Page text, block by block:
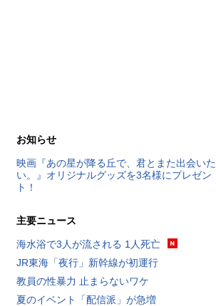
お知らせ
映画『あの星が降る丘で、君とまた出会いた
い。』オリジナルグッズを3名様にプレゼン
ト！
主要ニュース
海水浴で3人が流される 1人死亡
JR東海「夜行」新幹線が初運行
教員の性暴力 止まらないワケ
夏のイベント「配信派」が急増